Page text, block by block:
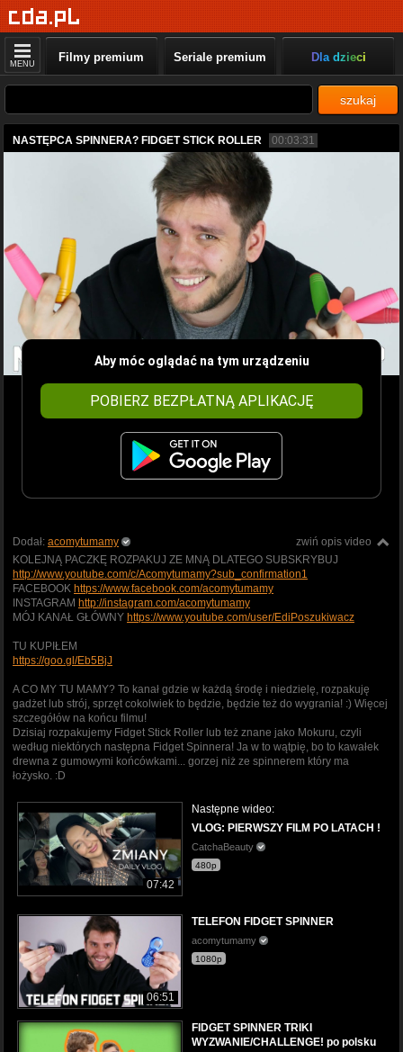
MENU Filmy premium Seriale premium Dla dzieci
szukaj
NASTĘPCA SPINNERA? FIDGET STICK ROLLER 00:03:31
Aby móc oglądać na tym urządzeniu
POBIERZ BEZPŁATNĄ APLIKACJĘ
zwiń opis video
Dodał: acomytumamy
KOLEJNĄ PACZKĘ ROZPAKUJ ZE MNĄ DLATEGO SUBSKRYBUJ
http://www.youtube.com/c/Acomytumamy?sub_confirmation1
FACEBOOK https://www.facebook.com/acomytumamy
INSTAGRAM http://instagram.com/acomytumamy
MÓJ KANAŁ GŁÓWNY https://www.youtube.com/user/EdiPoszukiwacz
TU KUPIŁEM
https://goo.gl/Eb5BjJ
A CO MY TU MAMY? To kanał gdzie w każdą środę i niedzielę, rozpakuję
gadżet lub strój, sprzęt cokolwiek to będzie, będzie też do wygrania! :) Więcej
szczegółów na końcu filmu!
Dzisiaj rozpakujemy Fidget Stick Roller lub też znane jako Mokuru, czyli
według niektórych następna Fidget Spinnera! Ja w to wątpię, bo to kawałek
drewna z gumowymi końcówkami... gorzej niż ze spinnerem który ma
łożysko. :D
07:42
Następne wideo:
VLOG: PIERWSZY FILM PO LATACH !
CatchaBeauty
480p
06:51
TELEFON FIDGET SPINNER
acomytumamy
1080p
FIDGET SPINNER TRIKI
WYZWANIE/CHALLENGE! po polsku